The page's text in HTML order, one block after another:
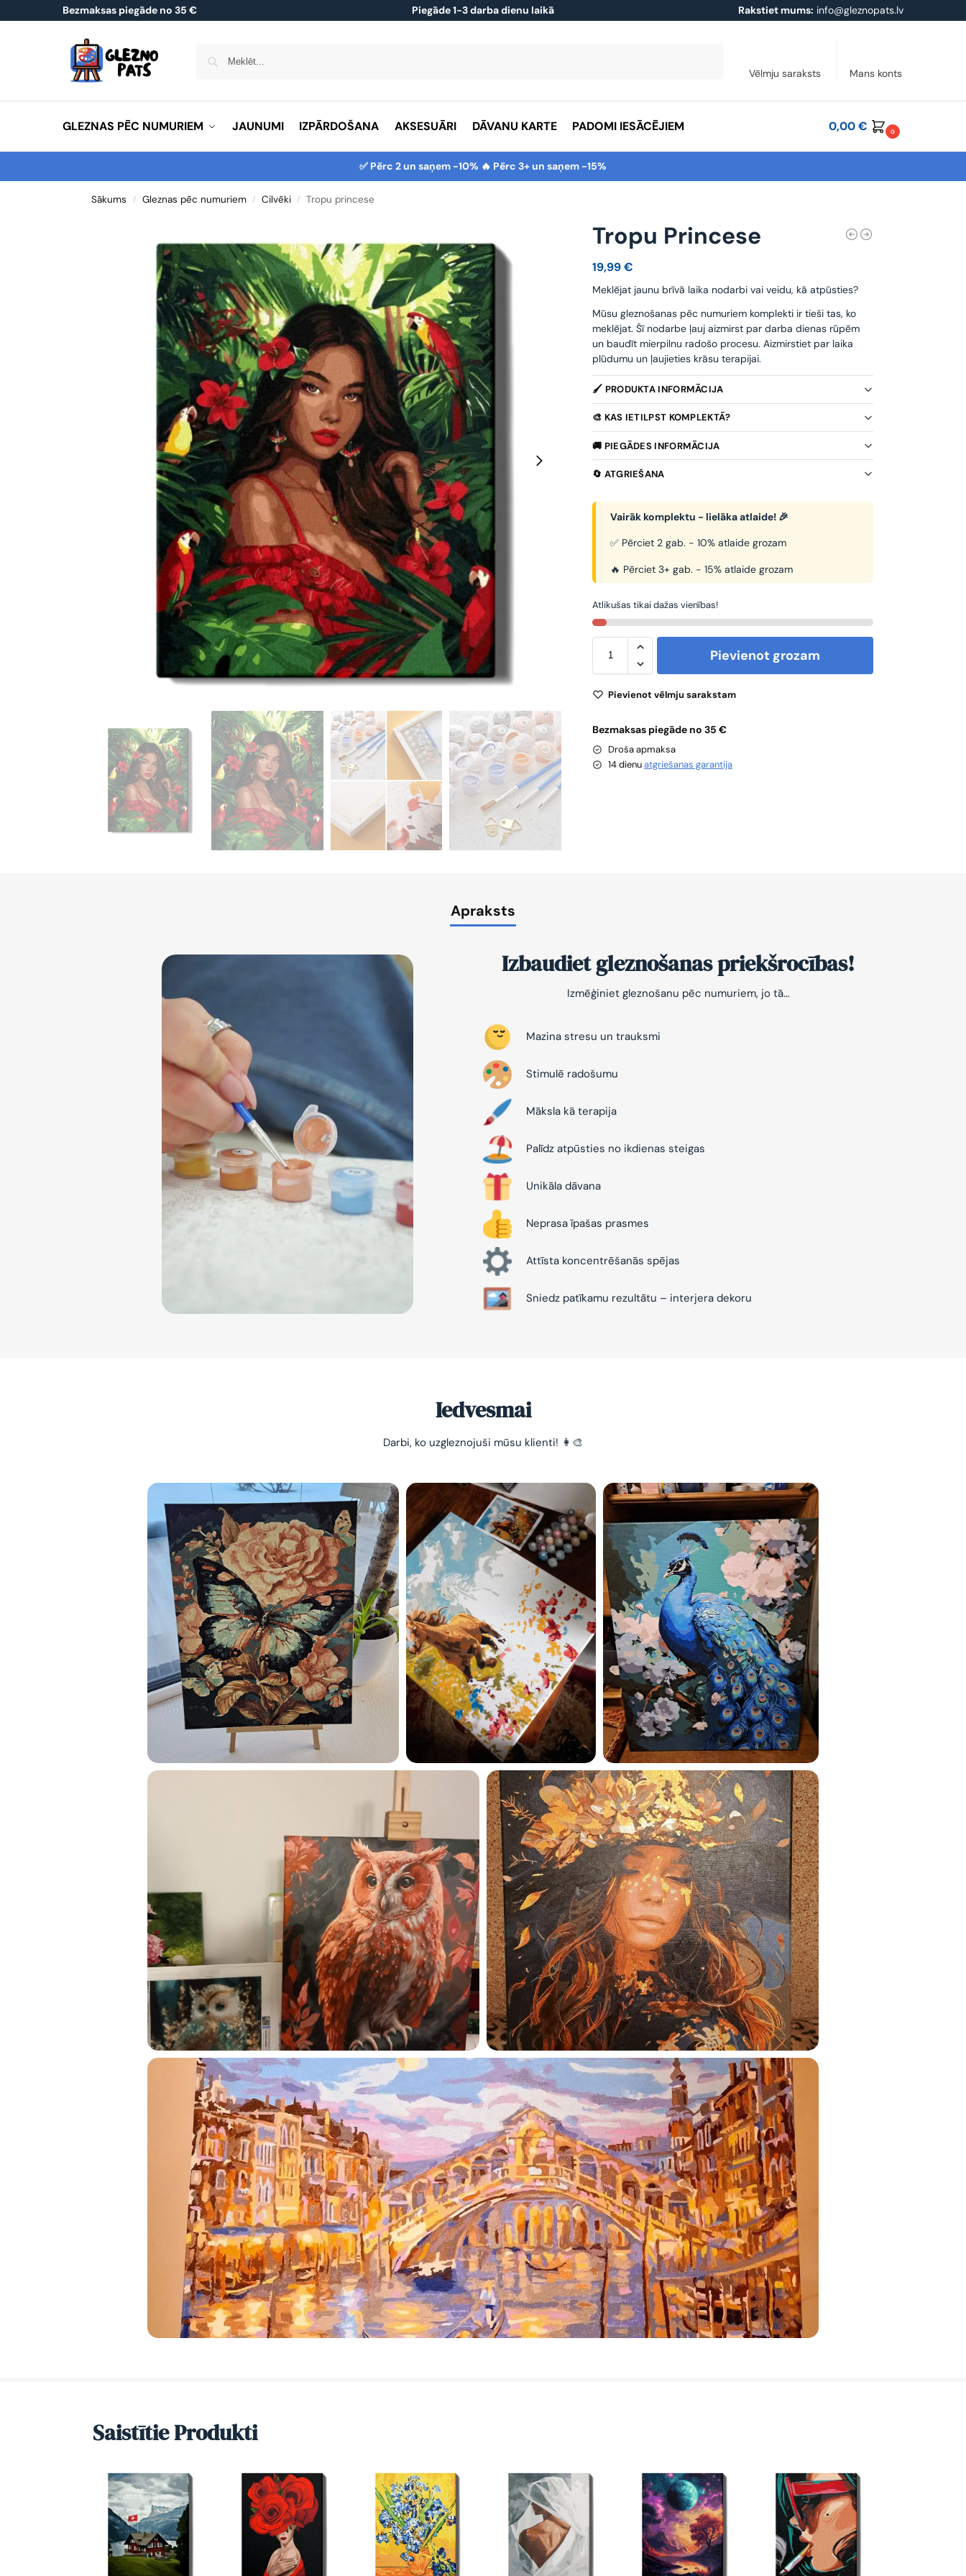
Bezmaksas piegāde no 35 € Piegāde 1-3 darba dienu laikā Rakstiet mums: info@gleznopats.lv
Vēlmju saraksts Mans konts
GLEZNAS PĒC NUMURIEM JAUNUMI IZPĀRDOŠANA AKSESUĀRI DĀVANU KARTE PADOMI IESĀCĒJIEM 0,00€ 0
✅ Pērc 2 un saņem -10% 🔥 Pērc 3+ un saņem -15%
Sākums / Gleznas pēc numuriem / Cilvēki / Tropu princese
Tropu Princese
19,99€
Meklējat jaunu brīvā laika nodarbi vai veidu, kā atpūsties?
Mūsu gleznošanas pēc numuriem komplekti ir tieši tas, ko
meklējat. Šī nodarbe ļauj aizmirst par darba dienas rūpēm
un baudīt mierpilnu radošo procesu. Aizmirstiet par laika
plūdumu un ļaujieties krāsu terapijai.
🖌️ PRODUKTA INFORMĀCIJA
🎨 KAS IETILPST KOMPLEKTĀ?
🚚 PIEGĀDES INFORMĀCIJA
🔄 ATGRIEŠANA
Vairāk komplektu - lielāka atlaide! 🎉
✅ Pērciet 2 gab. - 10% atlaide grozam
🔥 Pērciet 3+ gab. - 15% atlaide grozam
Atlikušas tikai dažas vienības!
Pievienot grozam
Pievienot vēlmju sarakstam
Bezmaksas piegāde no 35 €
Droša apmaksa
14 dienuatgriešanas garantija
Apraksts
Izbaudiet gleznošanas priekšrocības!
Izmēģiniet gleznošanu pēc numuriem, jo tā…
Mazina stresu un trauksmi
Stimulē radošumu
Māksla kā terapija
Palīdz atpūsties no ikdienas steigas
Unikāla dāvana
Neprasa īpašas prasmes
Attīsta koncentrēšanās spējas
Sniedz patīkamu rezultātu – interjera dekoru
Iedvesmai
Darbi, ko uzgleznojuši mūsu klienti! 👩‍🎨
Saistītie Produkti
-10% pirmajam
Vienkāršs veids, kā atslābināties un
nomierināt trauksmainās domas 😌
Esmu iepazinies ar GleznoPats.lv
privātuma politiku un piekrītu tai
GleznoPats.lvPrivātuma politika
SAŅEMT -10%